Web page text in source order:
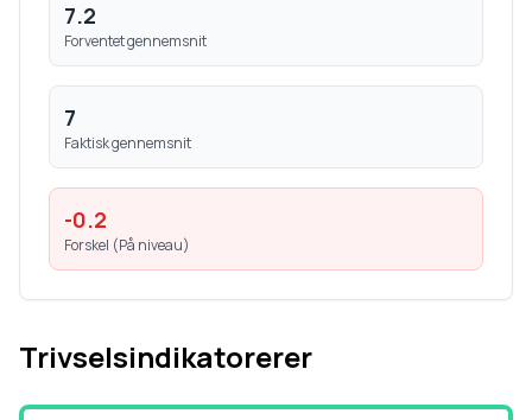
7.2
Forventet gennemsnit
7
Faktisk gennemsnit
-0.2
Forskel (På niveau)
Trivselsindikatorerer